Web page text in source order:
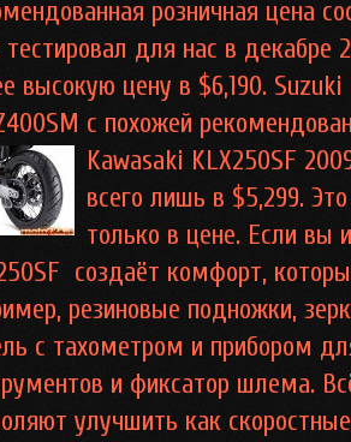
розничная цена
для нас в декабре
высокую цену в $6,190.
с похожей
Kawasaki KLX250SF
всего лишь в $5,299.
только в цене. Если вы
создаёт комфорт,
резиновые подножки,
с тахометром и прибором
и фиксатор шлема.
улучшить как